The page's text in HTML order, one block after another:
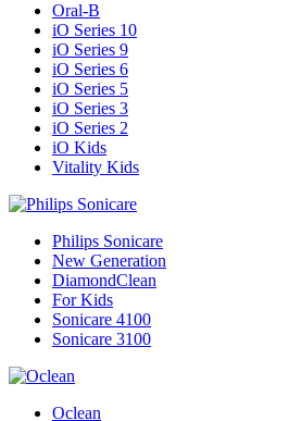
Oral-B
iO Series 10
iO Series 9
iO Series 6
iO Series 5
iO Series 3
iO Series 2
iO Kids
Vitality Kids
Philips Sonicare
New Generation
DiamondClean
For Kids
Sonicare 4100
Sonicare 3100
Oclean